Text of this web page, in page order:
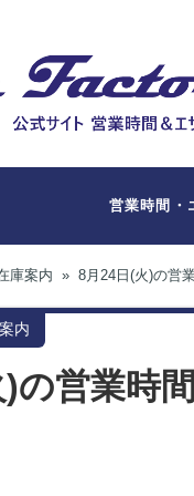
営業時間・
庫案内 » 8月24日(火)の営
内
の営業時